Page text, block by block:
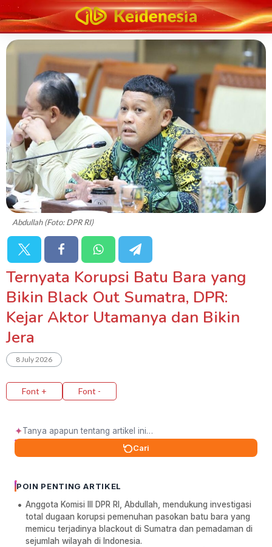
Abdullah (Foto: DPR RI)
Ternyata Korupsi Batu Bara yang
Bikin Black Out Sumatra, DPR:
Kejar Aktor Utamanya dan Bikin
Jera
8 July 2026
Font + Font -
✦
Cari
POIN PENTING ARTIKEL
Anggota Komisi III DPR RI, Abdullah, mendukung investigasi
total dugaan korupsi pemenuhan pasokan batu bara yang
memicu terjadinya blackout di Sumatra dan pemadaman di
sejumlah wilayah di Indonesia.